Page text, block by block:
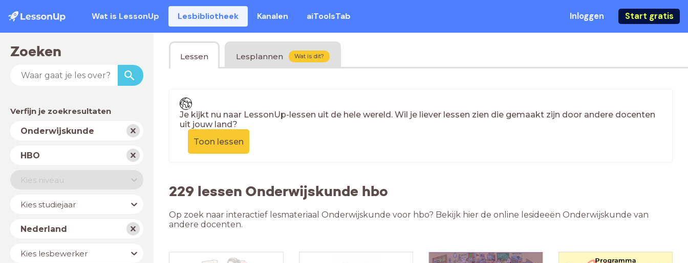
Wat is LessonUp Lesbibliotheek Kanalen aiToolsTab Inloggen Start gratis
Zoeken
Verfijn je zoekresultaten
VakOnderwijskunde
Schooltype
HBO
Niveau
Kies niveau
JaarKies studiejaar
LandNederland
Lesbewerker
Kies lesbewerker
Lessen Lesplannen Wat is dit?
Je kijkt nu naar LessonUp-lessen uit de hele wereld. Wil je liever lessen zien die gemaakt zijn door andere docenten
uit jouw land?
Toon lessen
229 lessen Onderwijskunde hbo
Op zoek naar interactief lesmateriaal Onderwijskunde voor hbo? Bekijk hier de online lesideeën Onderwijskunde van
andere docenten.